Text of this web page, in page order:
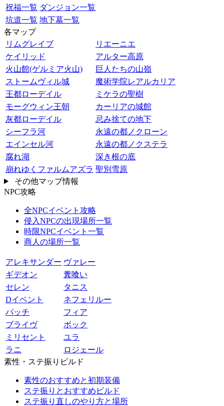
祝福一覧 ダンジョン一覧
坑道一覧 地下墓一覧
各マップ
リムグレイブ
リエーニエ
ケイリッド
アルター高原
火山館(ゲルミア火山)
巨人たちの山嶺
ストームヴィル城
魔術学院レアルカリア
王都ローデイル
ミケラの聖樹
モーグウィン王朝
カーリアの城館
灰都ローデイル
忌み捨ての地下
シーフラ河
永遠の都ノクローン
エインセル河
永遠の都ノクステラ
腐れ湖
深き根の底
崩れゆくファルムアズラ 聖別雪原
その他マップ情報
NPC攻略
全NPCイベント攻略
侵入NPCの出現場所一覧
時限NPCイベント一覧
商人の場所一覧
アレキサンダー ヴァレー
ギデオン
糞喰い
セレン
タニス
Dイベント
ネフェリルー
パッチ
フィア
ブライヴ
ボック
ミリセント
ユラ
ラニ
ロジェール
素性・ステ振りビルド
素性のおすすめと初期装備
ステ振りとおすすめビルド
ステ振り直しのやり方と場所